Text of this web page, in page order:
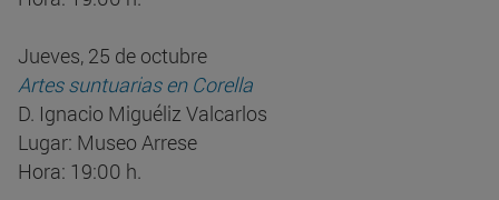
Jueves, 25 de octubre
Artes suntuarias en Corella
D. Ignacio Miguéliz Valcarlos
Lugar: Museo Arrese
Hora: 19:00 h.